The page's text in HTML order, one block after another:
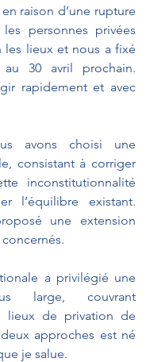
raison d’une rupture
personnes privées
lieux et nous a fixé
au 30 avril prochain.
rapidement et avec
avons choisi une
consistant à corriger
inconstitutionnalité
l’équilibre existant.
une extension
a privilégié une
large, couvrant
lieux de privation de
approches est né
je salue.